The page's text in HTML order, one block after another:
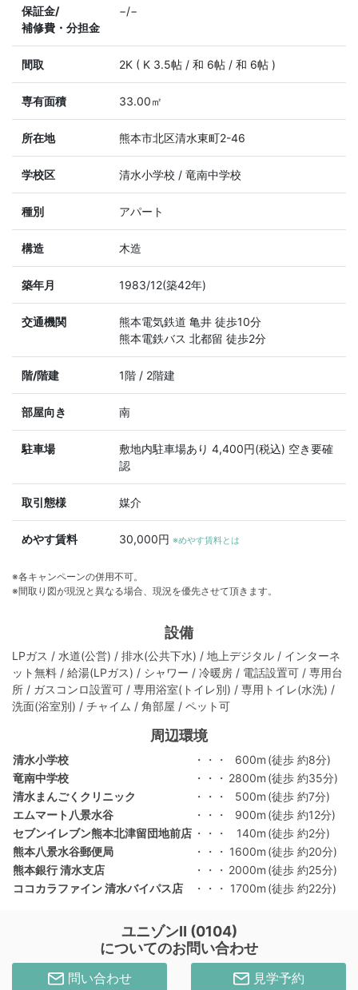
保証金/
補修費・分担金
−/−
間取 2K ( K 3.5帖 / 和 6帖 / 和 6帖 )
専有面積 33.00㎡
所在地 熊本市北区清水東町2-46
学校区 清水小学校 / 竜南中学校
種別 アパート
構造 木造
築年月 1983/12(築42年)
交通機関
熊本電気鉄道 亀井 徒歩10分
熊本電鉄バス 北都留 徒歩2分
階/階建 1階 / 2階建
部屋向き 南
駐車場
敷地内駐車場あり 4,400円(税込) 空き要確
認
取引態様 媒介
めやす賃料 30,000円 ※めやす賃料とは
※各キャンペーンの併用不可。
※間取り図が現況と異なる場合、現況を優先させて頂きます。
設備
LPガス / 水道(公営) / 排水(公共下水) / 地上デジタル / インターネ
ット無料 / 給湯(LPガス) / シャワー / 冷暖房 / 電話設置可 / 専用台
所 / ガスコンロ設置可 / 専用浴室(トイレ別) / 専用トイレ(水洗) /
洗面(浴室別) / チャイム / 角部屋 / ペット可
周辺環境
清水小学校 ・・・ 600m (徒歩 約8分)
竜南中学校
・・・ 2800m (徒歩 約35分)
清水まんごくクリニック
・・・ 500m (徒歩 約7分)
エムマート八景水谷
・・・ 900m (徒歩 約12分)
セブンイレブン熊本北津留団地前店 ・・・ 140m (徒歩 約2分)
熊本八景水谷郵便局
・・・ 1600m (徒歩 約20分)
熊本銀行 清水支店
・・・ 2000m (徒歩 約25分)
ココカラファイン 清水バイパス店
・・・ 1700m (徒歩 約22分)
ユニゾンⅡ (0104)
についてのお問い合わせ
問い合わせ 見学予約